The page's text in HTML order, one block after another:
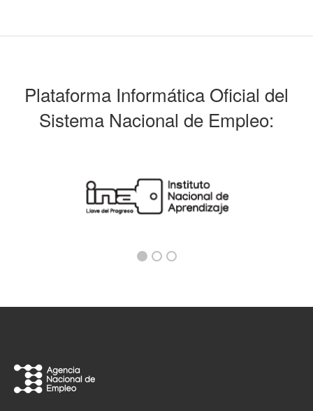
Plataforma Informática Oficial del
Sistema Nacional de Empleo: